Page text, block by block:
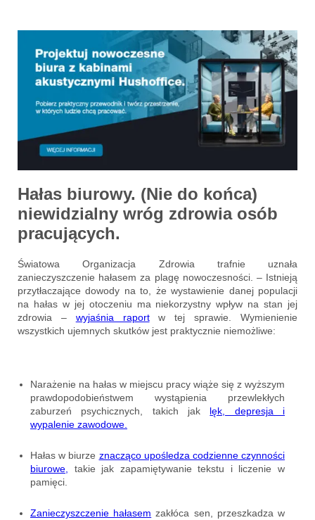
Hałas biurowy. (Nie do końca)
niewidzialny wróg zdrowia osób
pracujących.
Światowa Organizacja Zdrowia trafnie uznała
zanieczyszczenie hałasem za plagę nowoczesności. – Istnieją
przytłaczające dowody na to, że wystawienie danej populacji
na hałas w jej otoczeniu ma niekorzystny wpływ na stan jej
zdrowia – wyjaśnia raportw tej sprawie. Wymienienie
wszystkich ujemnych skutków jest praktycznie niemożliwe:
Narażenie na hałas w miejscu pracy wiąże się z wyższym
prawdopodobieństwem wystąpienia przewlekłych
zaburzeń psychicznych, takich jak lęk, depresja i
wypalenie zawodowe.
Hałas w biurze znacząco upośledza codzienne czynności
biurowe, takie jak zapamiętywanie tekstu i liczenie w
pamięci.
Zanieczyszczenie hałasem zakłóca sen, przeszkadza w